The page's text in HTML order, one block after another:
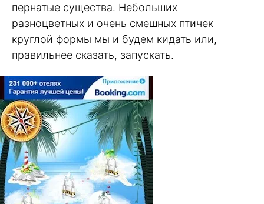
пернатые существа. Небольших
разноцветных и очень смешных птичек
круглой формы мы и будем кидать или,
правильнее сказать, запускать.